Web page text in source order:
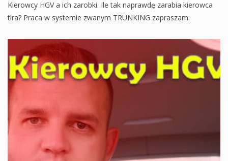
Kierowcy HGV a ich zarobki. Ile tak naprawdę zarabia kierowca
tira? Praca w systemie zwanym TRUNKING zapraszam: